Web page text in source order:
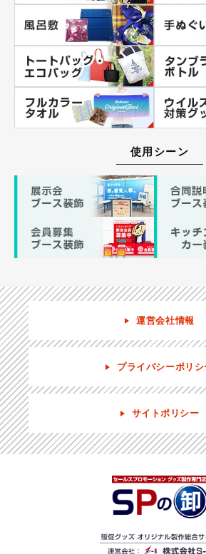
使用シーン
運営会社情報
プライバシーポリシ
サイトポリシー